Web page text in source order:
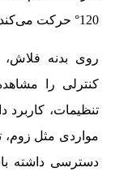
120° حرکت می‌کند.
روی بدنه
کنترلی را
تنظیمات، کاربرد
مواردی مثل
دسترسی داشته